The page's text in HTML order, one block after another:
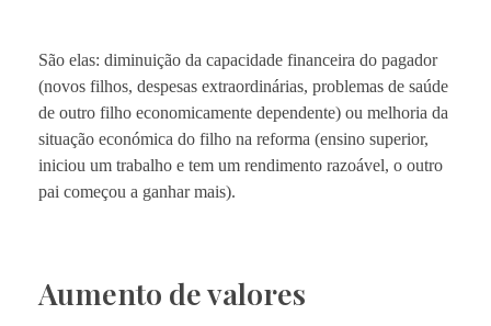
São elas: diminuição da capacidade financeira do pagador
(novos filhos, despesas extraordinárias, problemas de saúde
de outro filho economicamente dependente) ou melhoria da
situação económica do filho na reforma (ensino superior,
iniciou um trabalho e tem um rendimento razoável, o outro
pai começou a ganhar mais).
Aumento de valores